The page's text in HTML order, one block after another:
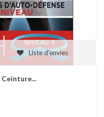
Liste d'envies
Ceinture...